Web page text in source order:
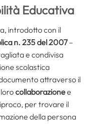
Educativa
introdotto con il
n. 235 del 2007–
e condivisa
scolastica
attraverso il
collaborazionee
per trovare il
della persona